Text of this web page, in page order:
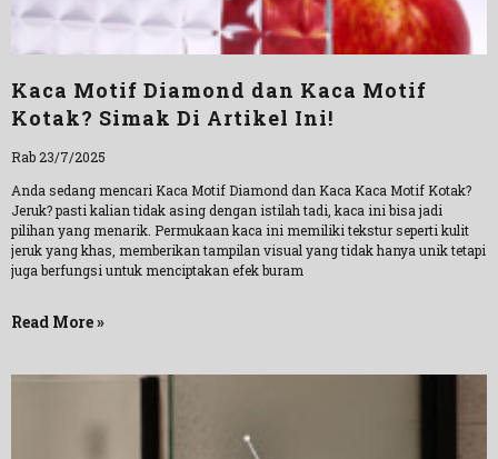
Kaca Motif Diamond dan Kaca Motif
Kotak? Simak Di Artikel Ini!
Rab 23/7/2025
Anda sedang mencari Kaca Motif Diamond dan Kaca Kaca Motif Kotak?
Jeruk? pasti kalian tidak asing dengan istilah tadi, kaca ini bisa jadi
pilihan yang menarik. Permukaan kaca ini memiliki tekstur seperti kulit
jeruk yang khas, memberikan tampilan visual yang tidak hanya unik tetapi
juga berfungsi untuk menciptakan efek buram
Read More »